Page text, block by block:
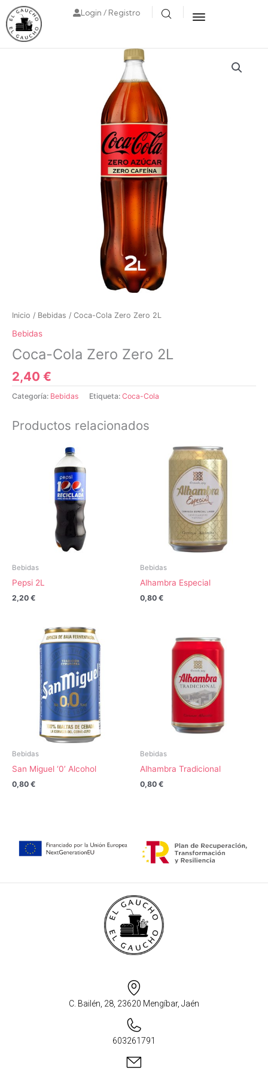
Login / Registro
Inicio / Bebidas / Coca-Cola Zero Zero 2L
Bebidas
Coca-Cola Zero Zero 2L
2,40 €
Categoría: Bebidas Etiqueta: Coca-Cola
Productos relacionados
Bebidas
Pepsi 2L
2,20 €
Bebidas
Alhambra Especial
0,80 €
Bebidas
San Miguel ‘0’ Alcohol
0,80 €
Bebidas
Alhambra Tradicional
0,80 €
C. Bailén, 28, 23620 Mengíbar, Jaén
603261791